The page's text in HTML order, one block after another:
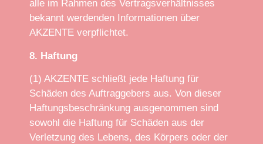
alle im Rahmen des Vertragsverhältnisses
bekannt werdenden Informationen über
AKZENTE verpflichtet.
8. Haftung
(1) AKZENTE schließt jede Haftung für
Schäden des Auftraggebers aus. Von dieser
Haftungsbeschränkung ausgenommen sind
sowohl die Haftung für Schäden aus der
Verletzung des Lebens, des Körpers oder der